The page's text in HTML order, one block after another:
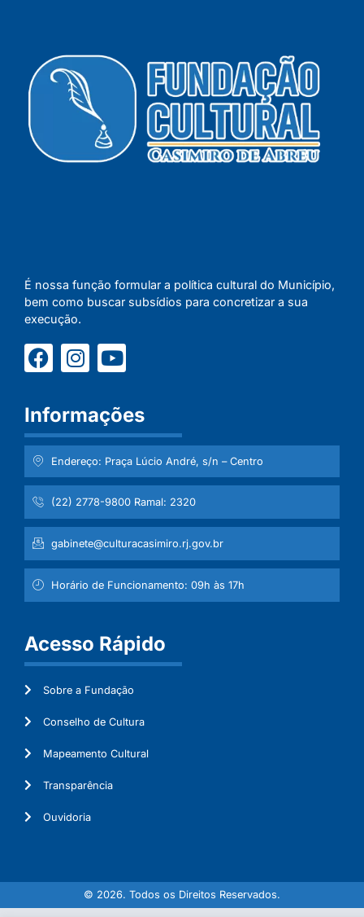
É nossa função formular a política cultural do Município,
bem como buscar subsídios para concretizar a sua
execução.
Informações
Endereço: Praça Lúcio André, s/n – Centro
(22) 2778-9800 Ramal: 2320
gabinete@culturacasimiro.rj.gov.br
Horário de Funcionamento: 09h às 17h
Acesso Rápido
Sobre a Fundação
Conselho de Cultura
Mapeamento Cultural
Transparência
Ouvidoria
© 2026. Todos os Direitos Reservados.